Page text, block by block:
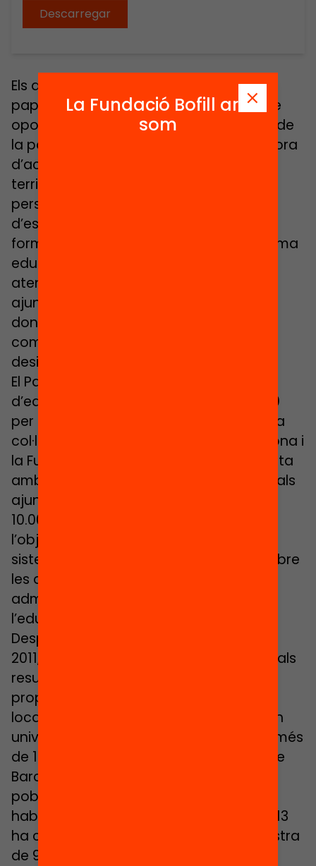
Descarregar
Els ajuntaments han tingut i tenen un
paper fonamental a l’hora de promoure
oportunitats educatives per al conjunt de
la població i també, especialment, a l’hora
d’acompanyar i donar suport des del
territori als processos educatius de les
persones amb més dificultats
d’escolarització, amb més dèficits
formatius, amb necessitats que el sistema
educatiu, per si sol, no pot o no sap
atendre o compensar. El paper dels
ajuntaments en matèria d’educació,
doncs, està estretament orientat a
combatre amb més garanties les
desigualtats educatives.
El Panel de polítiques públiques locals
d’educació, promogut des de l’any 2010
per la Fundació Carles Pi i Sunyer, amb la
col·laboració de la Diputació de Barcelona i
la Fundació Jaume Bofill, és una enquesta
amb periodicitat bianual administrada als
ajuntaments dels municipis de més de
10.000 habitants de Catalunya, amb
l’objectiu de conèixer de manera
sistemàtica informació actualitzada sobre
les actuacions que desenvolupen les
administracions locals en l’àmbit de
l’educació.
Després de les edicions dels anys 2009 i
2011, aquest document recull els principals
resultats de la tercera edició, que
proporciona dades sobre les polítiques
locals dutes a terme l’any 2013. Sobre un
univers de 120 municipis catalans amb més
de 10.000 habitants (exclosa la ciutat de
Barcelona), que integra el 60% de la
població de Catalunya (4.530.519
habitants), l’edició del Panel de l’any 2013
ha comptat amb informació d’una mostra
de 95 municipis, quasi el 80%.
La Fundació Bofill ara
som